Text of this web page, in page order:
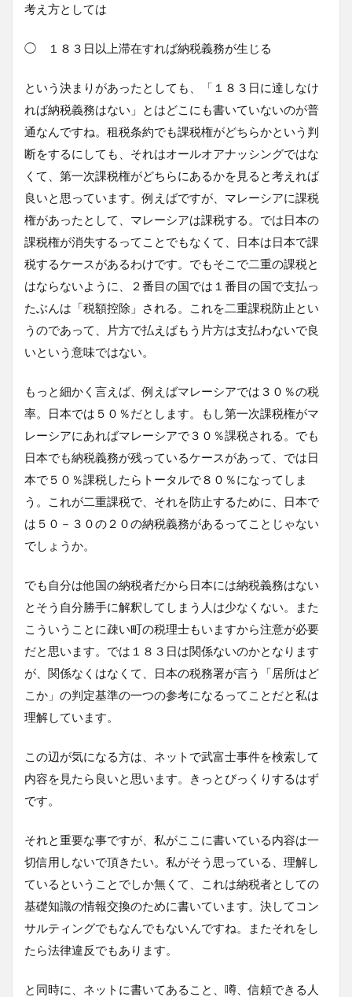
考え方としては
◯ １８３日以上滞在すれば納税義務が生じる
という決まりがあったとしても、「１８３日に達しなけ
れば納税義務はない」とはどこにも書いていないのが普
通なんですね。租税条約でも課税権がどちらかという判
断をするにしても、それはオールオアナッシングではな
くて、第一次課税権がどちらにあるかを見ると考えれば
良いと思っています。例えばですが、マレーシアに課税
権があったとして、マレーシアは課税する。では日本の
課税権が消失するってことでもなくて、日本は日本で課
税するケースがあるわけです。でもそこで二重の課税と
はならないように、２番目の国では１番目の国で支払っ
たぶんは「税額控除」される。これを二重課税防止とい
うのであって、片方で払えばもう片方は支払わないで良
いという意味ではない。
もっと細かく言えば、例えばマレーシアでは３０％の税
率。日本では５０％だとします。もし第一次課税権がマ
レーシアにあればマレーシアで３０％課税される。でも
日本でも納税義務が残っているケースがあって、では日
本で５０％課税したらトータルで８０％になってしま
う。これが二重課税で、それを防止するために、日本で
は５０－３０の２０の納税義務があるってことじゃない
でしょうか。
でも自分は他国の納税者だから日本には納税義務はない
とそう自分勝手に解釈してしまう人は少なくない。また
こういうことに疎い町の税理士もいますから注意が必要
だと思います。では１８３日は関係ないのかとなります
が、関係なくはなくて、日本の税務署が言う「居所はど
こか」の判定基準の一つの参考になるってことだと私は
理解しています。
この辺が気になる方は、ネットで武富士事件を検索して
内容を見たら良いと思います。きっとびっくりするはず
です。
それと重要な事ですが、私がここに書いている内容は一
切信用しないで頂きたい。私がそう思っている、理解し
ているということでしか無くて、これは納税者としての
基礎知識の情報交換のために書いています。決してコン
サルティングでもなんでもないんですね。またそれをし
たら法律違反でもあります。
と同時に、ネットに書いてあること、噂、信頼できる人